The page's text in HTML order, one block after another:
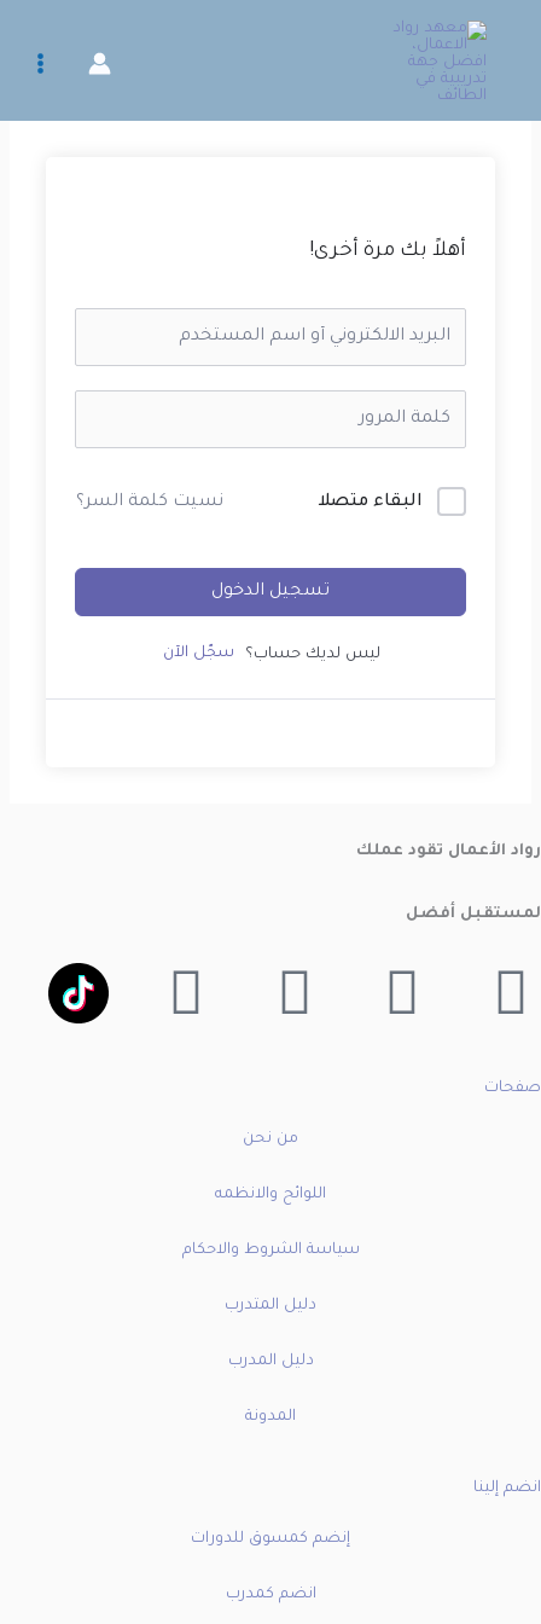
المحتوى
أهلاً بك مرة أخرى!
البقاء متصلا نسيت كلمة السر؟
تسجيل الدخول
ليس لديك حساب؟ سجّل الآن
رواد الأعمال تقود عملك
لمستقبل أفضل
Instagram
X-
Linkedin
صفحات
من نحن
اللوائح والانظمه
سياسة الشروط والاحكام
دليل المتدرب
دليل المدرب
المدونة
انضم إلينا
إنضم كمسوق للدورات
انضم كمدرب